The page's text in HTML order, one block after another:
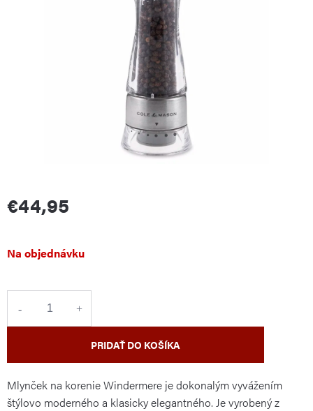
€44,95
Jednotková
cena:
Na objednávku
PRIDAŤ DO KOŠÍKA
Mlynček na korenie Windermere je dokonalým vyvážením
štýlovo moderného a klasicky elegantného. Je vyrobený z